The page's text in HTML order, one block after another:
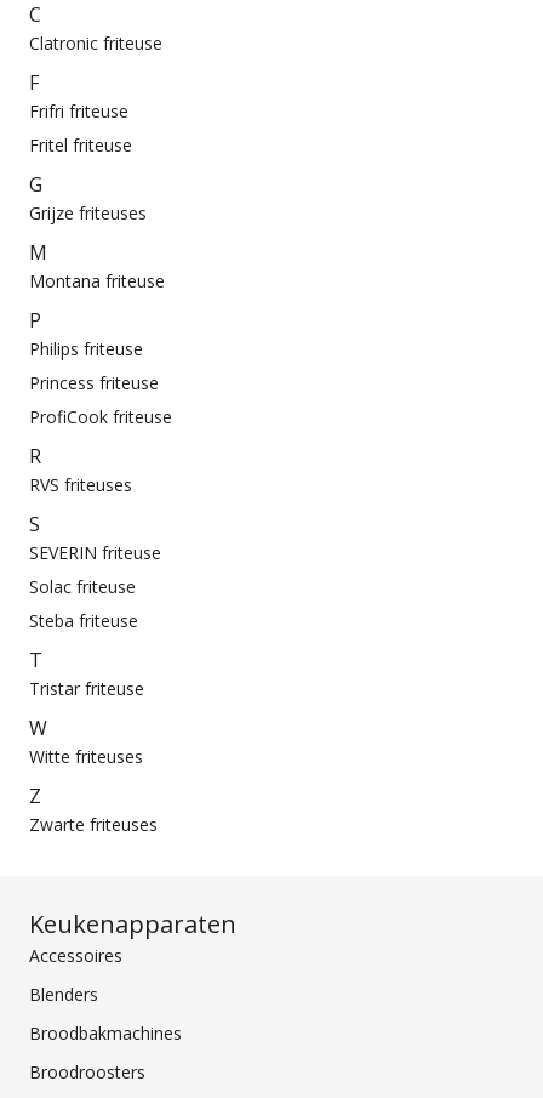
C
Clatronic friteuse
F
Frifri friteuse
Fritel friteuse
G
Grijze friteuses
M
Montana friteuse
P
Philips friteuse
Princess friteuse
ProfiCook friteuse
R
RVS friteuses
S
SEVERIN friteuse
Solac friteuse
Steba friteuse
T
Tristar friteuse
W
Witte friteuses
Z
Zwarte friteuses
Keukenapparaten
Accessoires
Blenders
Broodbakmachines
Broodroosters